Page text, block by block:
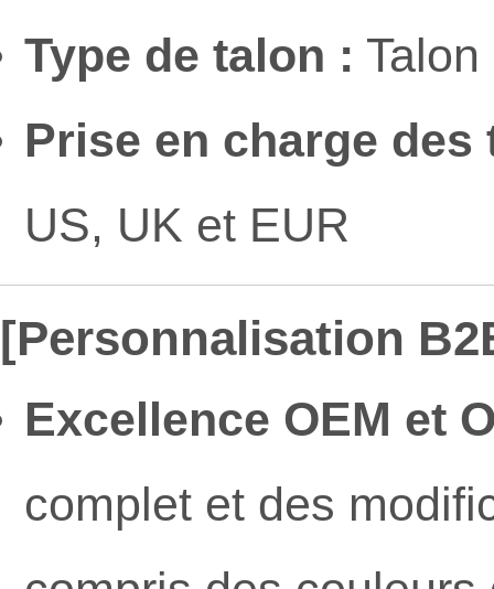
Type de talon :
Prise en charge des
US, UK et EUR
[Personnalisation
Excellence OEM et
complet et des